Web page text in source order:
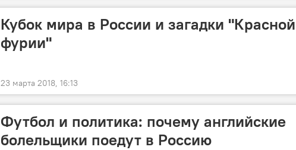
Кубок мира в России и загадки "Красной
фурии"
23 марта 2018, 16:13
Футбол и политика: почему английские
болельщики поедут в Россию